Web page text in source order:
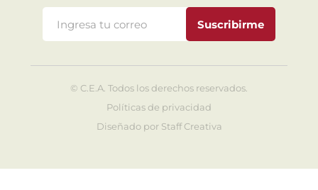
Suscribirme
© C.E.A. Todos los derechos reservados.
Políticas de privacidad
Diseñado por Staff Creativa